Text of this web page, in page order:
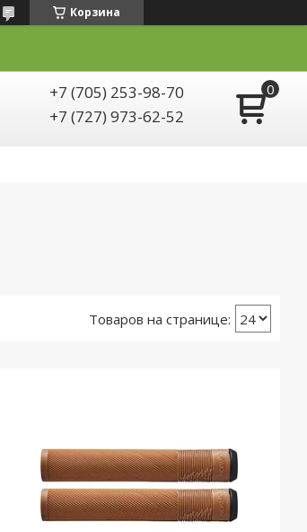
Корзина
+7 (705) 253-98-70
+7 (727) 973-62-52